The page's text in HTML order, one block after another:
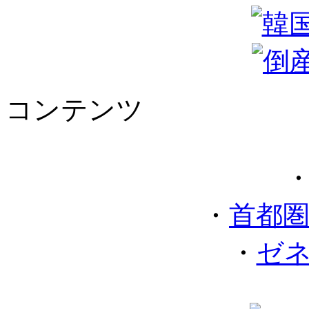
コンテンツ
・ 首都
・ ゼ